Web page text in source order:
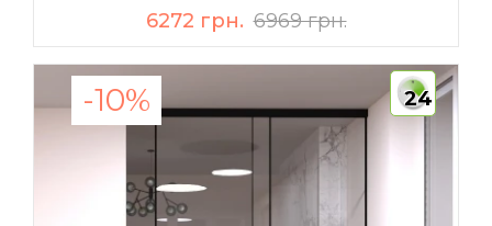
6272 грн. 6969 грн.
-10% 24